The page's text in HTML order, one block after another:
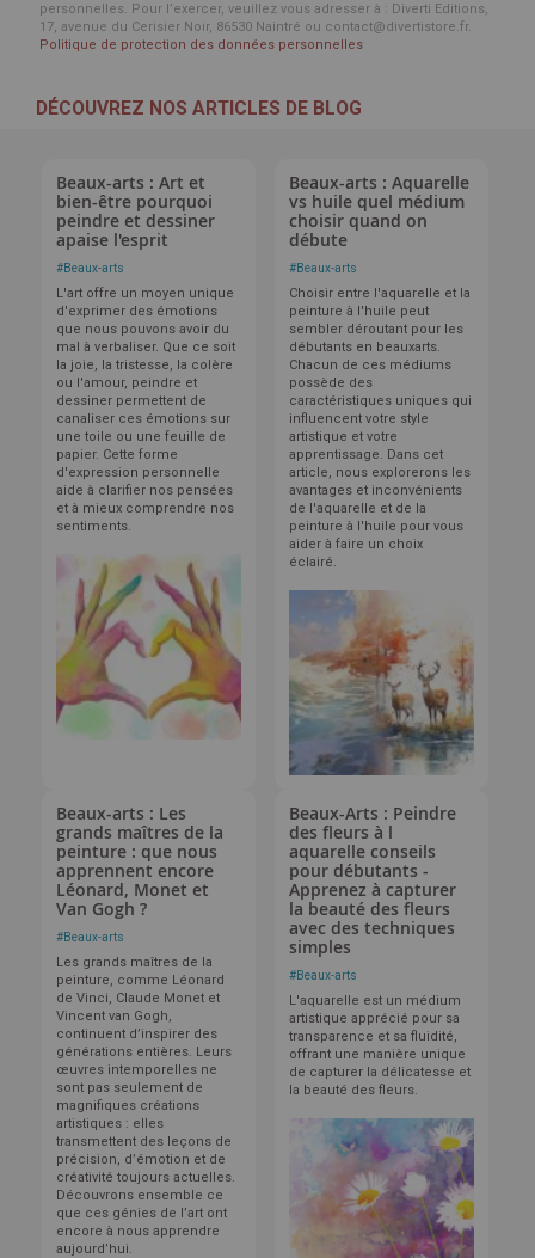
personnelles. Pour l’exercer, veuillez vous adresser à : Diverti Editions,
17, avenue du Cerisier Noir, 86530 Naintré ou contact@divertistore.fr.
Politique de protection des données personnelles
DÉCOUVREZ NOS ARTICLES DE BLOG
Beaux-arts : Art et
bien-être pourquoi
peindre et dessiner
apaise l'esprit
#Beaux-arts
L'art offre un moyen unique
d'exprimer des émotions
que nous pouvons avoir du
mal à verbaliser. Que ce soit
la joie, la tristesse, la colère
ou l'amour, peindre et
dessiner permettent de
canaliser ces émotions sur
une toile ou une feuille de
papier. Cette forme
d'expression personnelle
aide à clarifier nos pensées
et à mieux comprendre nos
sentiments.
Beaux-arts : Aquarelle
vs huile quel médium
choisir quand on
débute
#Beaux-arts
Choisir entre l'aquarelle et la
peinture à l'huile peut
sembler déroutant pour les
débutants en beauxarts.
Chacun de ces médiums
possède des
caractéristiques uniques qui
influencent votre style
artistique et votre
apprentissage. Dans cet
article, nous explorerons les
avantages et inconvénients
de l'aquarelle et de la
peinture à l'huile pour vous
aider à faire un choix
éclairé.
Beaux-arts : Les
grands maîtres de la
peinture : que nous
apprennent encore
Léonard, Monet et
Van Gogh ?
#Beaux-arts
Les grands maîtres de la
peinture, comme Léonard
de Vinci, Claude Monet et
Vincent van Gogh,
continuent d’inspirer des
générations entières. Leurs
œuvres intemporelles ne
sont pas seulement de
magnifiques créations
artistiques : elles
transmettent des leçons de
précision, d’émotion et de
créativité toujours actuelles.
Découvrons ensemble ce
que ces génies de l’art ont
encore à nous apprendre
aujourd’hui.
Beaux-Arts : Peindre
des fleurs à l
aquarelle conseils
pour débutants -
Apprenez à capturer
la beauté des fleurs
avec des techniques
simples
#Beaux-arts
L'aquarelle est un médium
artistique apprécié pour sa
transparence et sa fluidité,
offrant une manière unique
de capturer la délicatesse et
la beauté des fleurs.